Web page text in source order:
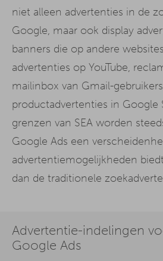
niet alleen advertenties in de
Google, maar ook display
banners die op andere
advertenties op YouTube,
mailinbox van Gmail-
productadvertenties in Google
grenzen van SEA worden
Google Ads een
advertentiemogelijkheden
dan de traditionele
Advertentie-indelingen
Google Ads